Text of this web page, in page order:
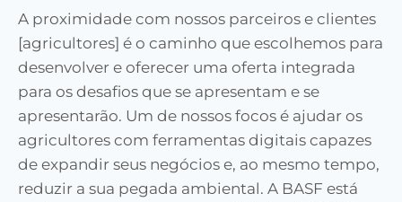
A proximidade com nossos parceiros e clientes
[agricultores] é o caminho que escolhemos para
desenvolver e oferecer uma oferta integrada
para os desafios que se apresentam e se
apresentarão. Um de nossos focos é ajudar os
agricultores com ferramentas digitais capazes
de expandir seus negócios e, ao mesmo tempo,
reduzir a sua pegada ambiental. A BASF está